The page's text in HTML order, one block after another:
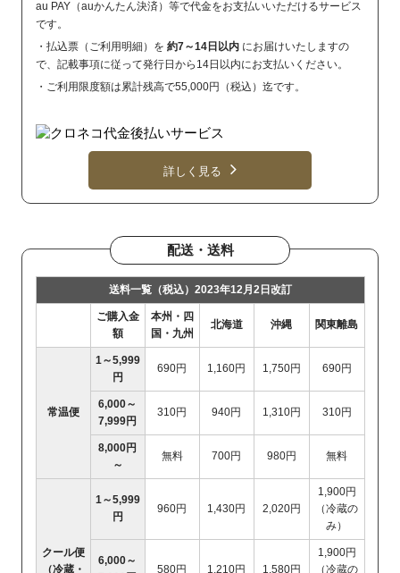
au PAY（auかんたん決済）等で代金をお支払いいただけるサービス
です。
・払込票（ご利用明細）を約7～14日以内 にお届けいたしますの
で、記載事項に従って発行日から14日以内にお支払いください。
・ご利用限度額は累計残高で55,000円（税込）迄です。
詳しく見る
配送・送料
送料一覧（税込）2023年12月2日改訂
ご購入金
額
本州・四
国・九州
北海道 沖縄 関東離島
常温便
1～5,999
円
690円 1,160円 1,750円 690円
6,000～
7,999円
310円 940円 1,310円 310円
8,000円
～
無料 700円 980円 無料
クール便
（冷蔵・
1～5,999
円
960円 1,430円 2,020円
1,900円
（冷蔵の
み）
6,000～
580円 1,210円 1,580円
1,900円
（冷蔵の